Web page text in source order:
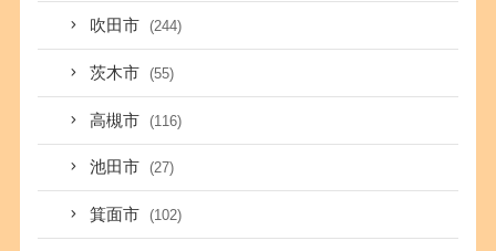
吹田市 (244)
茨木市 (55)
高槻市 (116)
池田市 (27)
箕面市 (102)